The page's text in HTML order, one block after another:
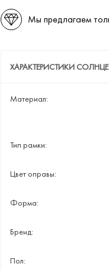
Мы предлагаем
ХАРАКТЕРИСТИКИ
Материал:
Тип рамки:
Цвет оправы:
Форма:
Бренд:
Пол: